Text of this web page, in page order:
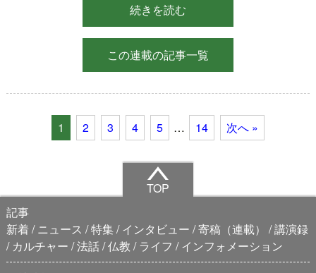
続きを読む
この連載の記事一覧
1 2 3 4 5 … 14 次へ »
TOP
記事
新着
ニュース 特集 インタビュー 寄稿（連載）
講演録
カルチャー 法話 仏教 ライフ
インフォメーション